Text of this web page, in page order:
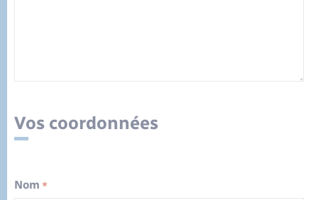
Vos coordonnées
Nom *